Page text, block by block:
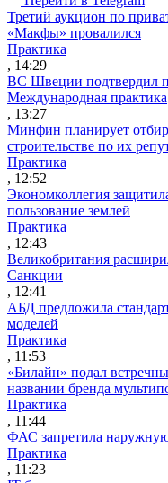
Третий аукцион по
«Макфы» провалился
Практика
, 14:29
ВС Швеции подтвердил
Международная практика
, 13:27
Минфин планирует
строительстве по их
Практика
, 12:52
Экономколлегия
пользование землей
Практика
, 12:43
Великобритания
Санкции
, 12:41
АБД предложила
моделей
Практика
, 11:53
«Билайн» подал
названии бренда
Практика
, 11:44
ФАС запретила
Практика
, 11:23